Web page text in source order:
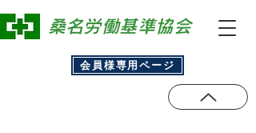
​桑名労働基準協会
会員様専用ページ